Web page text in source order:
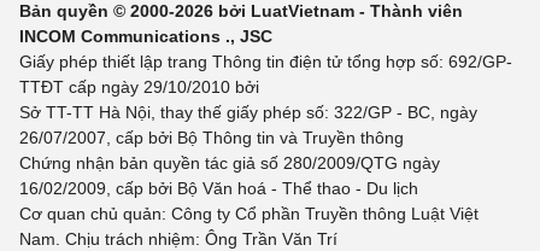
Bản quyền © 2000-2026 bởi LuatVietnam - Thành viên
INCOM Communications ., JSC
Giấy phép thiết lập trang Thông tin điện tử tổng hợp số: 692/GP-
TTĐT cấp ngày 29/10/2010 bởi
Sở TT-TT Hà Nội, thay thế giấy phép số: 322/GP - BC, ngày
26/07/2007, cấp bởi Bộ Thông tin và Truyền thông
Chứng nhận bản quyền tác giả số 280/2009/QTG ngày
16/02/2009, cấp bởi Bộ Văn hoá - Thể thao - Du lịch
Cơ quan chủ quản: Công ty Cổ phần Truyền thông Luật Việt
Nam. Chịu trách nhiệm: Ông Trần Văn Trí